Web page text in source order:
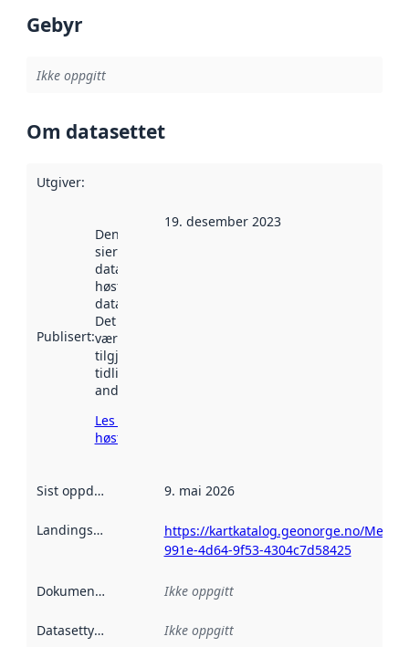
Gebyr
Ikke oppgitt
Om datasettet
Utgiver:
Publisert:
Denne datoen
sier når
datasettet ble
høstet av
data.norge.no.
Det kan ha
vært
tilgjengelig
tidligere
andre steder.
Les mer om
høsting her
19. desember 2023
Sist oppdatert 9. mai 2026
Landingsside
https://kartkatalog.geonorge.no/
991e-4d64-9f53-4304c7d58425
Dokumentasjon Ikke oppgitt
Datasettype Ikke oppgitt